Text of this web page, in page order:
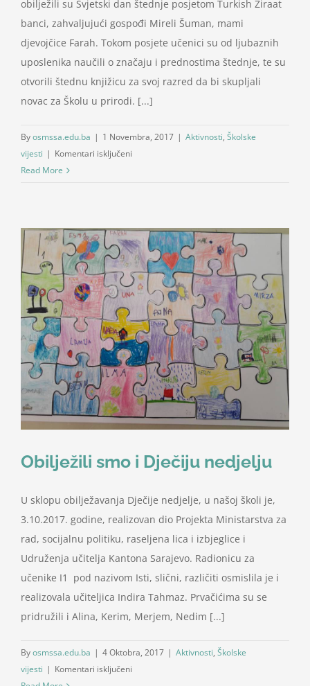
obilježili su Svjetski dan štednje posjetom Turkish Ziraat
banci, zahvaljujući gospođi Mireli Šuman, mami
djevojčice Farah. Tokom posjete učenici su od ljubaznih
uposlenika naučili o značaju i prednostima štednje, te su
otvorili štednu knjižicu za svoj razred da bi skupljali
novac za Školu u prirodi. [...]
Byosmssa.edu.ba | 1 Novembra, 2017 | Aktivnosti, Školske
vijesti | Komentari isključeni
Svjetski
dan
štednje
Read More
Obilježili smo i Dječiju nedjelju
U sklopu obilježavanja Dječije nedjelje, u našoj školi je,
3.10.2017. godine, realizovan dio Projekta Ministarstva za
rad, socijalnu politiku, raseljena lica i izbjeglice i
Udruženja učitelja Kantona Sarajevo. Radionicu za
učenike I1 pod nazivom Isti, slični, različiti osmislila je i
realizovala učiteljica Indira Tahmaz. Prvačićima su se
pridružili i Alina, Kerim, Merjem, Nedim [...]
Byosmssa.edu.ba | 4 Oktobra, 2017 | Aktivnosti, Školske
vijesti | Komentari isključeni